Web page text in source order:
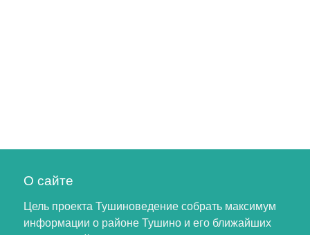
О сайте
Цель проекта Тушиноведение собрать максимум
информации о районе Тушино и его ближайших